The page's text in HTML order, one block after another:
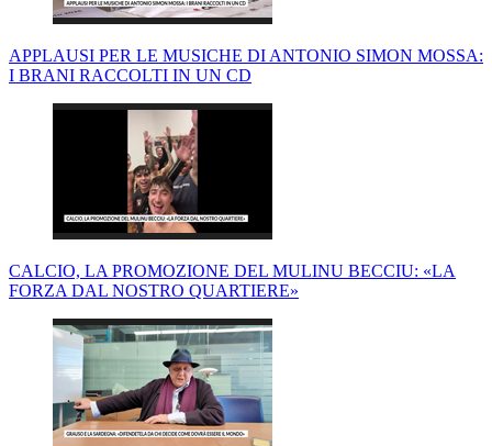
APPLAUSI PER LE MUSICHE DI ANTONIO SIMON MOSSA:
I BRANI RACCOLTI IN UN CD
CALCIO, LA PROMOZIONE DEL MULINU BECCIU: «LA
FORZA DAL NOSTRO QUARTIERE»